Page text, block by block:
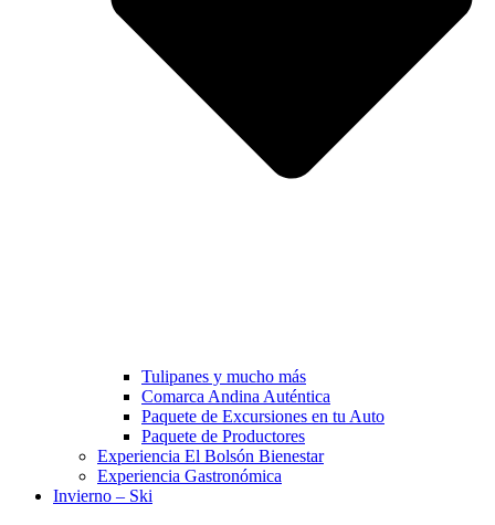
Tulipanes y mucho más
Comarca Andina Auténtica
Paquete de Excursiones en tu Auto
Paquete de Productores
Experiencia El Bolsón Bienestar
Experiencia Gastronómica
Invierno – Ski